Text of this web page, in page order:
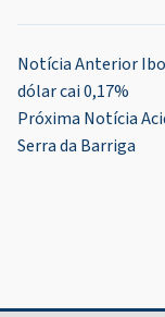
Navegação
de
Post
Notícia Anterior
dólar cai 0,17%
Próxima Notícia
Serra da Barriga